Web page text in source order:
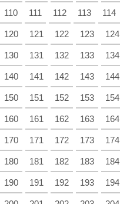
110 111 112 113 114
120 121 122 123 124
130 131 132 133 134
140 141 142 143 144
150 151 152 153 154
160 161 162 163 164
170 171 172 173 174
180 181 182 183 184
190 191 192 193 194